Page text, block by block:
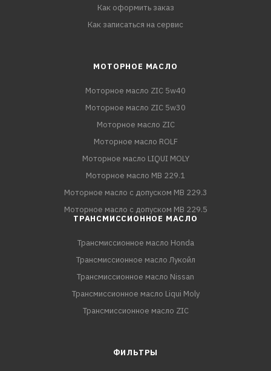
Как оформить заказ
Как записаться на сервис
МОТОРНОЕ МАСЛО
Моторное масло ZIC 5w40
Моторное масло ZIC 5w30
Моторное масло ZIC
Моторное масло ROLF
Моторное масло LIQUI MOLY
Моторное масло MB 229.1
Моторное масло с допуском MB 229.3
Моторное масло с допуском MB 229.5
ТРАНСМИССИОННОЕ МАСЛО
Трансмиссионное масло Honda
Трансмиссионное масло Лукойл
Трансмиссионное масло Nissan
Трансмиссионное масло Liqui Moly
Трансмиссионное масло ZIC
ФИЛЬТРЫ